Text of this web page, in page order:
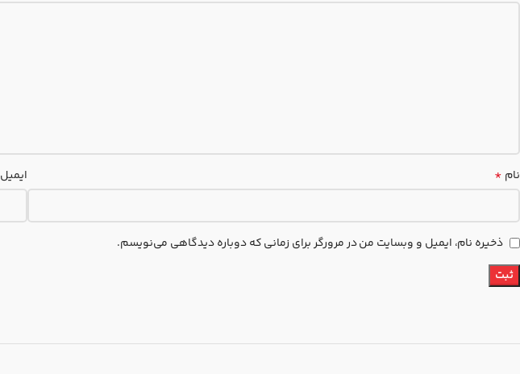
نام * ایمیل
ذخیره نام، ایمیل و وبسایت من در مرورگر برای زمانی که دوباره دیدگاهی می‌نویسم.